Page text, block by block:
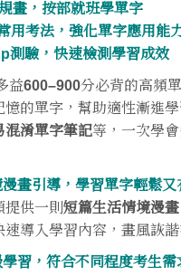
畫，按部就班學單字
用考法，強化單字應用能
測驗，快速檢測學習成效
益600–900分必背的高頻
憶的單字，幫助適性漸進
混淆單字筆記等，一次學
畫引導，學習單字輕鬆又
提供一則短篇生活情境漫畫
導入學習內容，畫風詼
習，符合不同程度考生需